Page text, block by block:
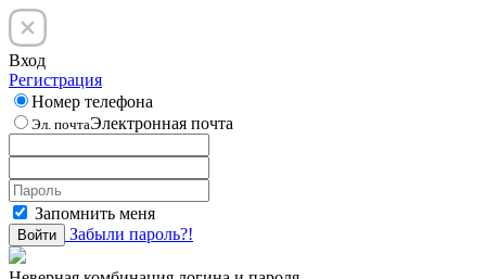
Вход
Регистрация
Номер телефона
Эл. почтаЭлектронная почта
Запомнить меня
Войти Забыли пароль?!